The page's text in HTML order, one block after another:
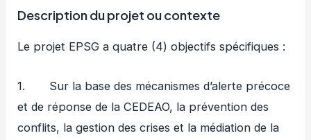
Description du projet ou contexte
Le projet EPSG a quatre (4) objectifs spécifiques :
1. Sur la base des mécanismes d’alerte précoce
et de réponse de la CEDEAO, la prévention des
conflits, la gestion des crises et la médiation de la